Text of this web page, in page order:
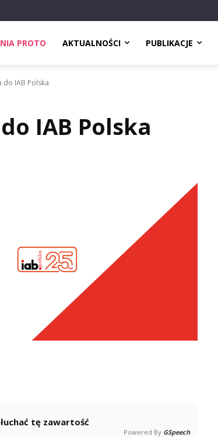
PROTO AKTUALNOŚCI PUBLIKACJE
do IAB Polska
IAB Polska
tę zawartość
Powered By GSpeech